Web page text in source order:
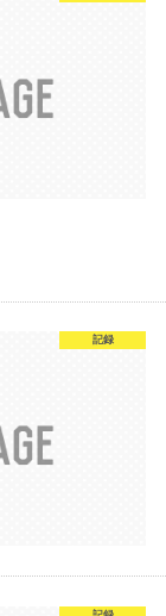
記録